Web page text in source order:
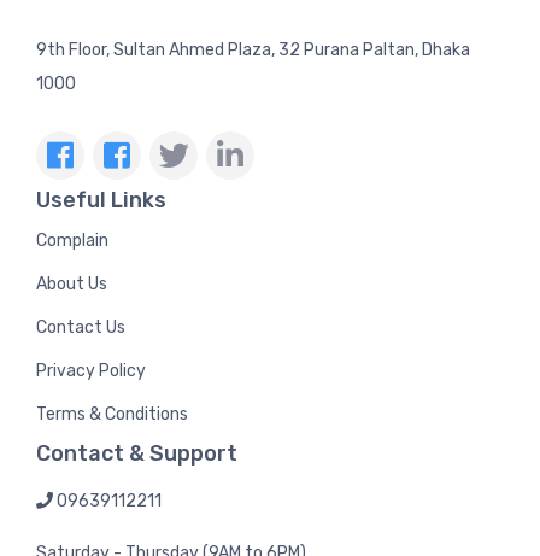
9th Floor, Sultan Ahmed Plaza, 32 Purana Paltan, Dhaka
1000
Useful Links
Complain
About Us
Contact Us
Privacy Policy
Terms & Conditions
Contact & Support
09639112211